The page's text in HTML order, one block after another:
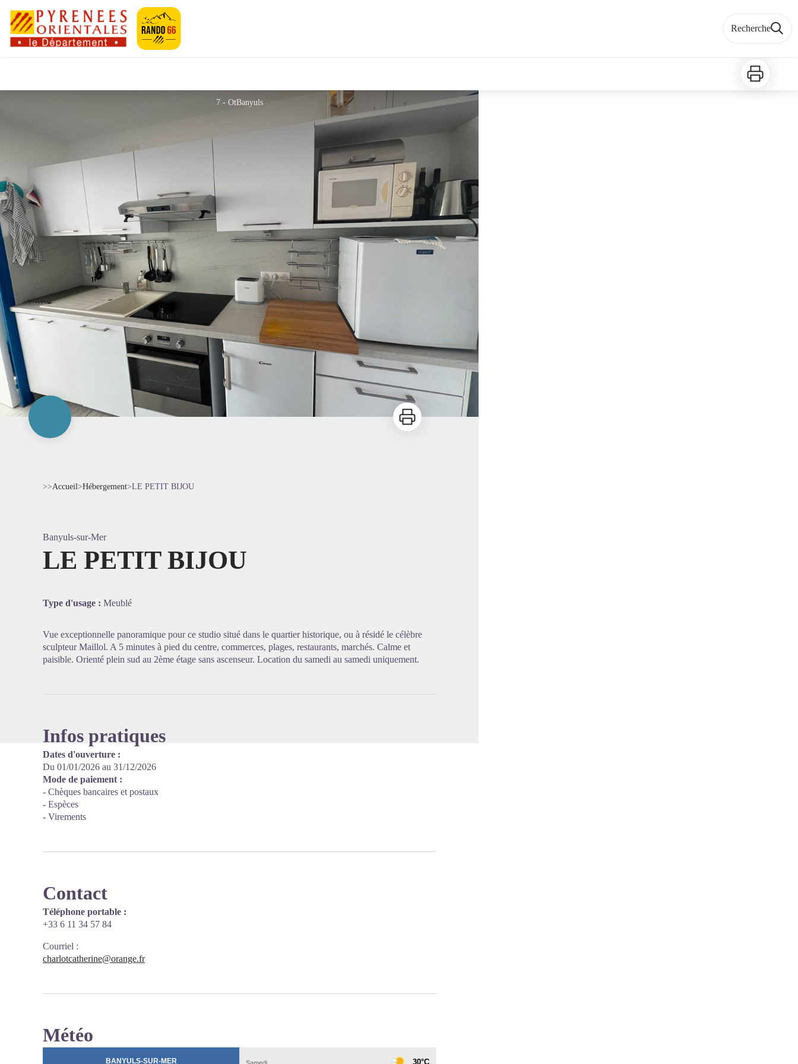
Recherche
Imprimer
7 - OtBanyuls
Imprimer
>>Accueil>Hébergement>LE PETIT BIJOU
Banyuls-sur-Mer
LE PETIT BIJOU
Type d'usage : Meublé
Vue exceptionnelle panoramique pour ce studio situé dans le quartier historique, ou à résidé le célèbre
sculpteur Maillol. A 5 minutes à pied du centre, commerces, plages, restaurants, marchés. Calme et
paisible. Orienté plein sud au 2ème étage sans ascenseur. Location du samedi au samedi uniquement.
Infos pratiques
Dates d'ouverture :
Du 01/01/2026 au 31/12/2026
Mode de paiement :
- Chèques bancaires et postaux
- Espèces
- Virements
Contact
Téléphone portable :
+33 6 11 34 57 84
Courriel :
charlotcatherine@orange.fr
Météo